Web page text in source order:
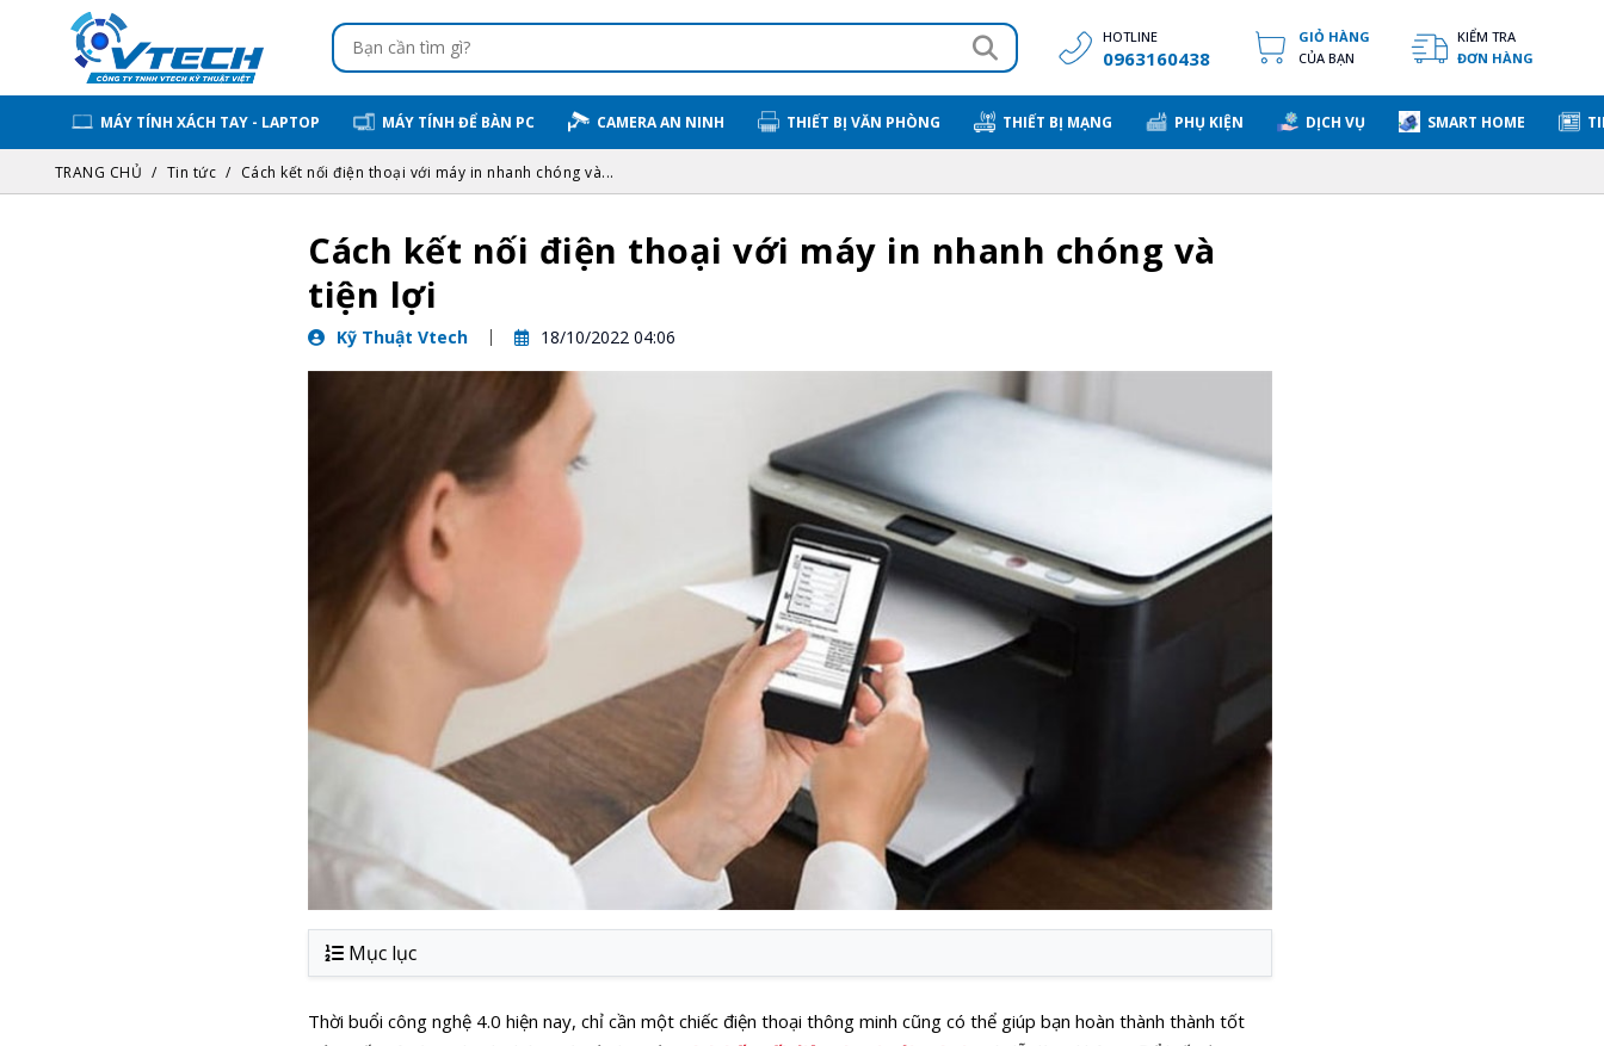
HOTLINE
0963160438
GIỎ HÀNG
CỦA BẠN
KIỂM TRA
ĐƠN HÀNG
MÁY TÍNH XÁCH TAY - LAPTOP MÁY TÍNH ĐỂ BÀN PC CAMERA AN NINH THIẾT BỊ VĂN PHÒNG THIẾT BỊ MẠNG PHỤ KIỆN DỊCH VỤ SMART HOME
TRANG CHỦ Tin tức Cách kết nối điện thoại với máy in nhanh chóng và...
Cách kết nối điện thoại với máy in nhanh chóng và
tiện lợi
Kỹ Thuật Vtech 18/10/2022 04:06
Mục lục
Thời buổi công nghệ 4.0 hiện nay, chỉ cần một chiếc điện thoại thông minh cũng có thể giúp bạn hoàn thành thành tốt